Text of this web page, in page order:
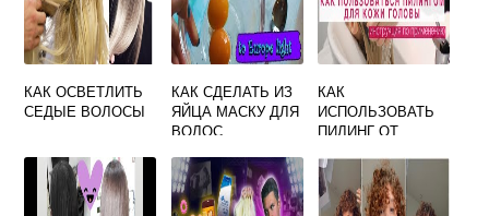
КАК ОСВЕТЛИТЬ
СЕДЫЕ ВОЛОСЫ
КАК СДЕЛАТЬ ИЗ
ЯЙЦА МАСКУ ДЛЯ
ВОЛОС
КАК
ИСПОЛЬЗОВАТЬ
ПИЛИНГ ОТ
ВОЛОС